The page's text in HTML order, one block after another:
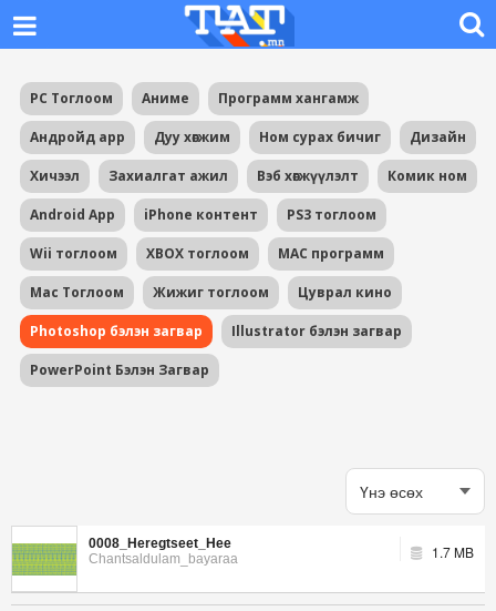
PC Тоглоом Аниме Программ хангамж
Андройд app Дуу хөгжим Ном сурах бичиг Дизайн
Хичээл Захиалгат ажил Вэб хөгжүүлэлт Комик ном
Android App iPhone контент PS3 тоглоом
Wii тоглоом XBOX тоглоом MAC программ
Mac Тоглоом Жижиг тоглоом Цуврал кино
Photoshop бэлэн загвар Illustrator бэлэн загвар
PowerPoint Бэлэн Загвар
0008_Heregtseet_Hee
Chantsaldulam_bayaraa
1.7 MB